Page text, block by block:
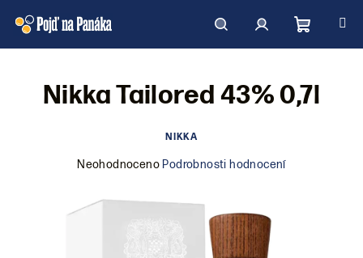
HledatPřihlášeníNákupní
košík
Nikka Tailored 43% 0,7l
NIKKA
Neohodnoceno Podrobnosti hodnocení